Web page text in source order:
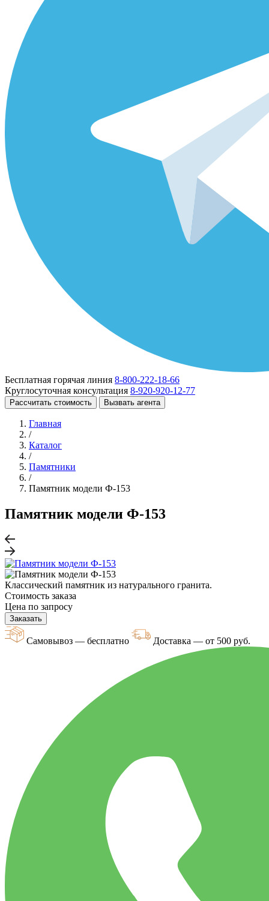
Бесплатная горячая линия 8-800-222-18-66
Круглосуточная консультация 8-920-920-12-77
Рассчитать стоимость Вызвать агента
Главная
/
Каталог
/
Памятники
/
Памятник модели Ф-153
Памятник модели Ф-153
Классический памятник из натурального гранита.
Стоимость заказа
Цена по запросу
Заказать
Самовывоз — бесплатно Доставка — от 500 руб.